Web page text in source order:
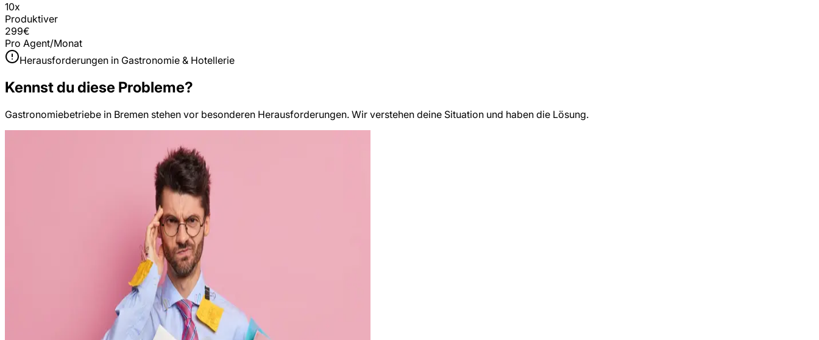
10x
Produktiver
299€
Pro Agent/Monat
Herausforderungen in Gastronomie & Hotellerie
Kennst du diese Probleme?
Gastronomiebetriebe in Bremen stehen vor besonderen Herausforderungen. Wir verstehen deine Situation und haben die Lösung.